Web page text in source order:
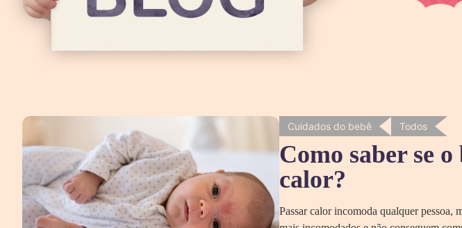
Cuidados do bebê Todos
Como saber se o
calor?
Passar calor incomoda qualquer pessoa,